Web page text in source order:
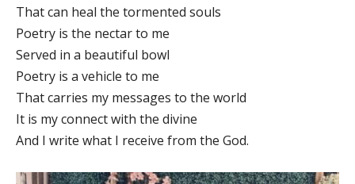
That can heal the tormented souls
Poetry is the nectar to me
Served in a beautiful bowl
Poetry is a vehicle to me
That carries my messages to the world
It is my connect with the divine
And I write what I receive from the God.